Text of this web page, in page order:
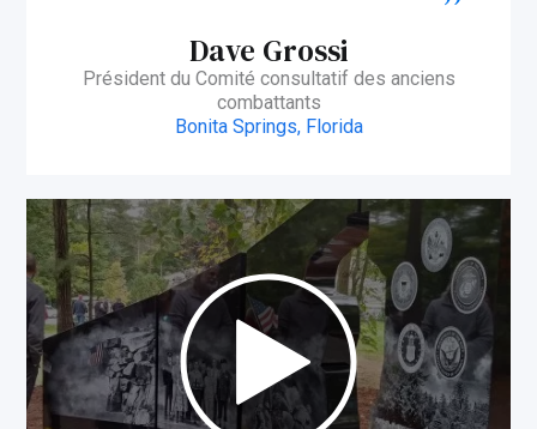
Dave Grossi
Président du Comité consultatif des anciens
combattants
Bonita Springs, Florida